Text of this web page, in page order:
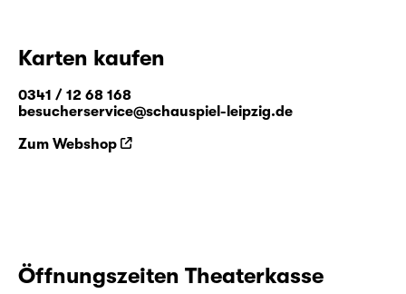
Karten kaufen
0341 / 12 68 168
besucherservice@schauspiel-leipzig.de
Zum Webshop
Öffnungszeiten Theaterkasse